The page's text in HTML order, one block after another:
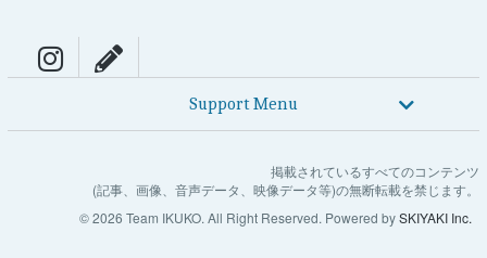
Support Menu
掲載されているすべてのコンテンツ
(記事、画像、音声データ、映像データ等)の無断転載を禁じます。
© 2026 Team IKUKO. All Right Reserved. Powered bySKIYAKI Inc.